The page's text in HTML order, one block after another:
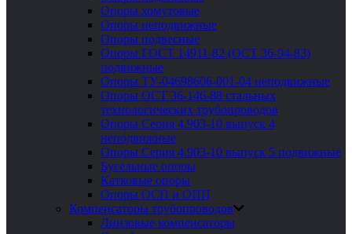
Опоры хомутовые
Опоры неподвижные
Опоры подвесные
Опоры ГОСТ 14911-82 (ОСТ 36-94-83)
подвижные
Опоры ТУ-04698606-001-04 неподвижные
Опоры ОСТ 36-146-88 стальных
технологических трубопроводов
Опоры Серия 4.903-10 выпуск 4
неподвижные
Опоры Серия 4.903-10 выпуск 5 подвижные
Бугельные опоры
Катковые опоры
Опоры ОСП и ОПП
Компенсаторы трубопроводов
Линзовые компенсаторы